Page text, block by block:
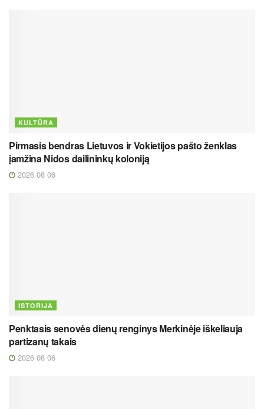
KULTŪRA
Pirmasis bendras Lietuvos ir Vokietijos pašto ženklas
įamžina Nidos dailininkų koloniją
2026 08 06
ISTORIJA
Penktasis senovės dienų renginys Merkinėje iškeliauja
partizanų takais
2026 08 06